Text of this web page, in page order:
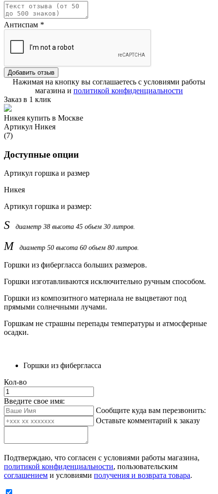
Антиспам *
Добавить отзыв
Нажимая на кнопку вы соглашаетесь с условиями работы
магазина и политикой конфиденциальности
Заказ в 1 клик
Никея купить в Москве
Артикул Никея
(7)
Доступные опции
Артикул горшка и размер
Никея
Артикул горшка и размер:
S диаметр 38 высота 45 обьем 30 литров.
М диаметр 50 высота 60 обьем 80 литров.
Горшки из фибергласса больших размеров.
Горшки изготавливаются исключительно ручным способом.
Горшки из композитного материала не выцветают под
прямыми солнечными лучами.
Горшкам не страшны перепады температуры и атмосферные
осадки.
Горшки из фибергласса
Кол-во
Введите свое имя:
Сообщите куда вам перезвонить:
Оставьте комментарий к заказу
Подтверждаю, что согласен с условиями работы магазина,
политикой конфиденциальности, пользовательским
соглашением и условиями получения и возврата товара.